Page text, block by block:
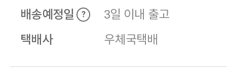
배송예정일
?
3일 이내 출고
택배사
우체국택배